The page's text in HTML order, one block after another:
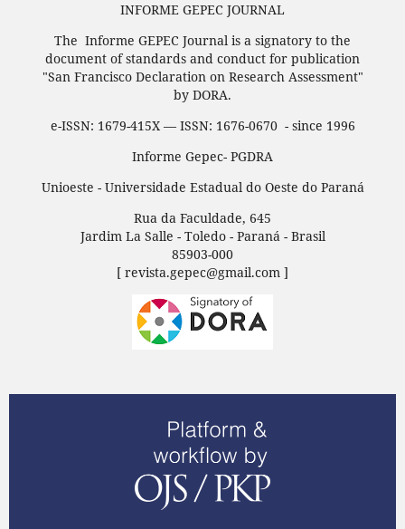
INFORME GEPEC JOURNAL
The Informe GEPEC Journal is a signatory to the
document of standards and conduct for publication
"San Francisco Declaration on Research Assessment"
by DORA.
e-ISSN: 1679-415X — ISSN: 1676-0670 - since 1996
Informe Gepec- PGDRA
Unioeste - Universidade Estadual do Oeste do Paraná
Rua da Faculdade, 645
Jardim La Salle - Toledo - Paraná - Brasil
85903-000
[ revista.gepec@gmail.com ]